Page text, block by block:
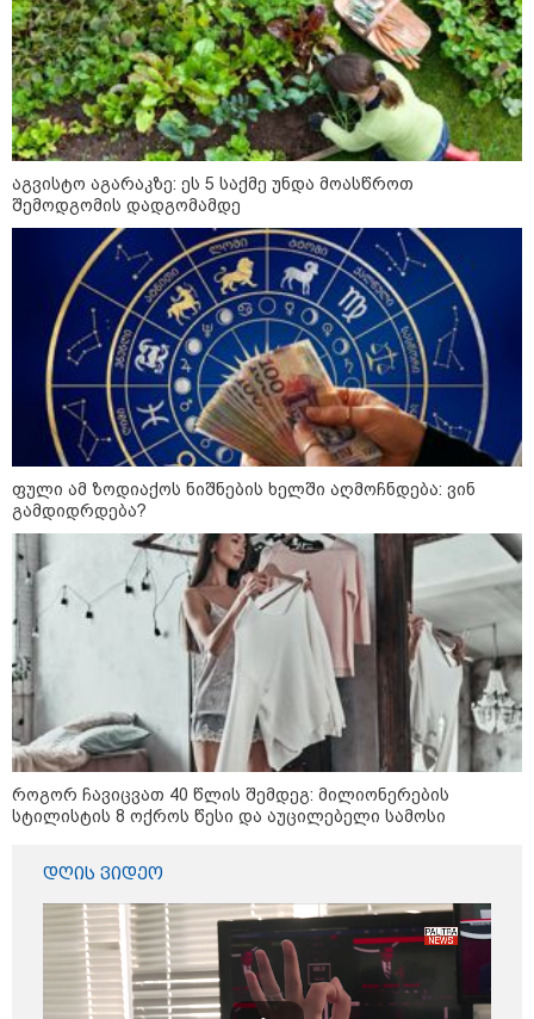
დადგომამდე
ფული ამ ზოდიაქოს ნიშნების
ხელში აღმოჩნდება: ვინ
გამდიდრდება?
როგორ ჩავიცვათ 40 წლის
შემდეგ: მილიონერების
სტილისტის 8 ოქროს წესი და
აუცილებელი სამოსი
მსოფლიო
09:52 / 07-08-2026
"რაკეტები ჩვენც გვჭირდება" - დონალდ
ტრამპი უკრაინისთვის Patriot-ის
რაკეტების გაგზავნაზე
აგვისტო აგარაკზე: ეს 5 საქმე უნდა მოასწროთ
შემოდგომის დადგომამდე
ფული ამ ზოდიაქოს ნიშნების ხელში აღმოჩნდება: ვინ
გამდიდრდება?
როგორ ჩავიცვათ 40 წლის შემდეგ: მილიონერების
სტილისტის 8 ოქროს წესი და აუცილებელი სამოსი
დღის ვიდეო